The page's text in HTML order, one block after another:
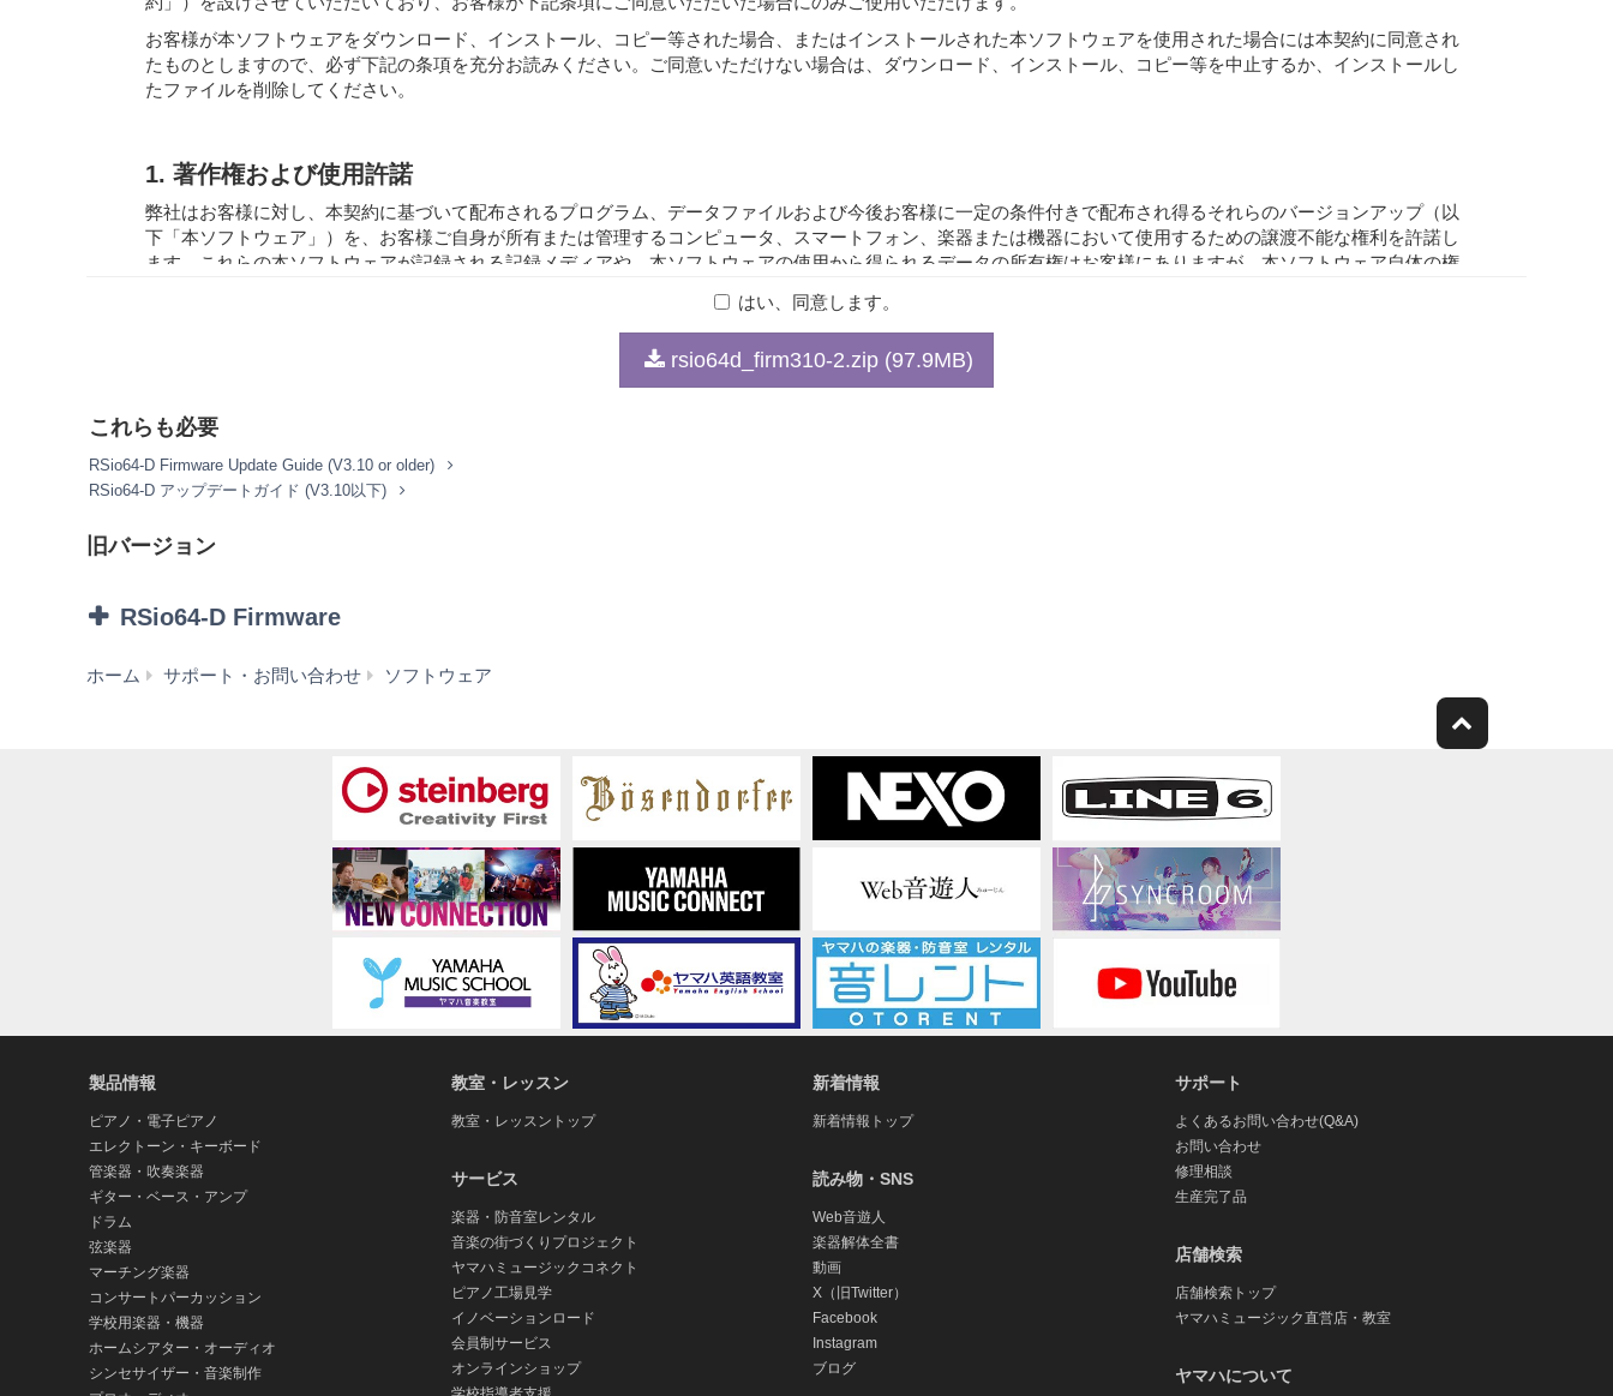
お客様が本ソフトウェアをダウンロード、インストール、コピー等された場合、またはインストールされた本ソフトウェアを使用された場合には本契約に同意され
たものとしますので、必ず下記の条項を充分お読みください。ご同意いただけない場合は、ダウンロード、インストール、コピー等を中止するか、インストールし
たファイルを削除してください。
1. 著作権および使用許諾
弊社はお客様に対し、本契約に基づいて配布されるプログラム、データファイルおよび今後お客様に一定の条件付きで配布され得るそれらのバージョンアップ（以
下「本ソフトウェア」）を、お客様ご自身が所有または管理するコンピュータ、スマートフォン、楽器または機器において使用するための譲渡不能な権利を許諾し
ます。これらの本ソフトウェアが記録される記録メディアや、本ソフトウェアの使用から得られるデータの所有権はお客様にありますが、本ソフトウェア自体の権
お客様は、本ソフトウェアの利用にあたり、以下の行為を行なってはなりません。
法その他適用される法令により明示的に許可されている場合を除く)。
本ソフトウェアの全体または一部を複製、修正、改変、賃貸、リース、転売、頒布または本ソフトウェアの内容に基づいて二次的著作物をつくること。
本ソフトウェアを、ネットワークを通して別のコンピュータに伝送すること。
弊社の許可無く本ソフトウェアの利用を前提としたサービスを立ち上げること。
正当な保有者から許可を得ている場合またはその他の法的な権限を有する場合を除いて、著作権その他の財産的権利により保護された物の権利侵害となる様
本ソフトウェアにより使用または入手できる著作権曲について、商業的な目的で使用すること、著作者の許可無く複製、転送または配信したり、不特定多数
本契約は、お客様が著作権法または本契約に定める使用条件の条項に一つでも違反されたときは、弊社からの終了通知がなくても自動的に終了するものとし
ます。その場合には、ただちに本ソフトウェアの使用を中止し、その複製および付帯文書をすべて廃棄しなければなりません。
お客様は本ソフトウェアを利用するリスクは全てお客様のご負担となることを理解し明示的に同意するものとします。本ソフトウェアおよび付帯文書は保証なしに
「現状のまま」提供されます。弊社は明示、黙示、法定にかかわらず、品質保証、性能、権利の不侵害、商品性、特定目的への適合性を含め、本ソフトウェアに関
する一切の保証や表明をいたしません。特に、本ソフトウェアがお客様の要望に合うこと、本ソフトウェアに中断や遅延がないこと、安全、正確、完全であるこ
と、エラーがないこと、および欠陥の修整などについても表明や保証を行いません。
れを使用できなかったことにより生じた直接的、派生的、付随的または間接的損害（データの破損、営業上の利益の損失、業務の中断、営業情報の損失などによる
損害を含む）については、通常もしくは特別の損害に拘わらず、たとえそのような損害の発生や第三者からの賠償請求の可能性があることについて予め知らされた
場合でも、弊社に帰責事由がある場合を除き、一切責任を負いません。また、本ソフトウェアの使用においてお客様同士あるいはお客様と第三者間でトラブルが発
生した場合、弊社は一切の責任を負わないものとし、万一トラブルが発生した場合は当社を含まない当事者間で解決するものとします。なお、本ソフトウェアの使
用に関し、弊社が損害賠償責任を負う場合、弊社の故意又は重過失がある場合を除き、お客様に直接生じた通常の損害に限られ、派生的、付随的、間接的損害又は
特別損害は含まないものとし、本ソフトウェアと併せて使用する弊社製品の対価として、お客様が支払った総額を限度額として責任を負うものとします。
6. オープンソースソフトウェア
本ソフトウェアには、オープンソースライセンス(GNU General Public License、Lesser General Public License を含むが、これに限定されない)を伴うソフトウェア
またはこれを改変したもの(以下「オープンソースソフトウェア」)が含まれる場合があります。オープンソースソフトウェアのご使用は、各権利者の定めるライセ
ンス条件に従っていただくものとします。なお、本契約と各オープンソースライセンスとで矛盾する内容が規定されている場合、矛盾する箇所に限り、該当するオ
ープンソースライセンスの内容が優先して適用されます。
はい、同意します。
rsio64d_firm310-2.zip (97.9MB)
これらも必要
RSio64-D Firmware Update Guide (V3.10 or older)
RSio64-D アップデートガイド (V3.10以下)
旧バージョン
RSio64-D Firmware
ホーム サポート・お問い合わせ ソフトウェア
(旧
バ
ー
ジ
ョ
ン)
製品情報
ピアノ・電子ピアノ
エレクトーン・キーボード
管楽器・吹奏楽器
ギター・ベース・アンプ
ドラム
弦楽器
マーチング楽器
コンサートパーカッション
学校用楽器・機器
ホームシアター・オーディオ
シンセサイザー・音楽制作
教室・レッスン
教室・レッスントップ
サービス
楽器・防音室レンタル
音楽の街づくりプロジェクト
ヤマハミュージックコネクト
ピアノ工場見学
イノベーションロード
会員制サービス
オンラインショップ
新着情報
新着情報トップ
読み物・SNS
Web音遊人
楽器解体全書
動画
X（旧Twitter）
Facebook
Instagram
ブログ
サポート
よくあるお問い合わせ(Q&A)
お問い合わせ
修理相談
生産完了品
店舗検索
店舗検索トップ
ヤマハミュージック直営店・教室
ヤマハについて